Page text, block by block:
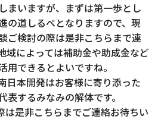
まいますが、まずは第一歩とし
の道しるべとなりますので、現
ご検討の際は是非こちらまで連
域によっては補助金や助成金など
用できるとよいですね。
日本開発はお客様に寄り添った
するみなみの解体です。
是非こちらまでご連絡お待ちい